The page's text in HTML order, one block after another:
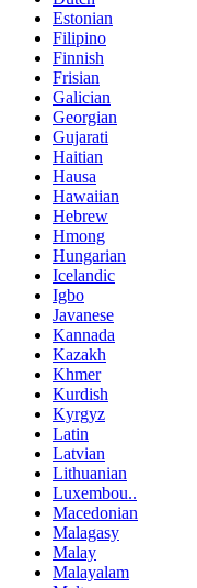
Estonian
Filipino
Finnish
Frisian
Galician
Georgian
Gujarati
Haitian
Hausa
Hawaiian
Hebrew
Hmong
Hungarian
Icelandic
Igbo
Javanese
Kannada
Kazakh
Khmer
Kurdish
Kyrgyz
Latin
Latvian
Lithuanian
Luxembou..
Macedonian
Malagasy
Malay
Malayalam